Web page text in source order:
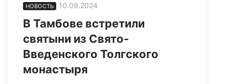
НОВОСТЬ 10.09.2024
В Тамбове встретили
святыни из Свято-
Введенского Толгского
монастыря